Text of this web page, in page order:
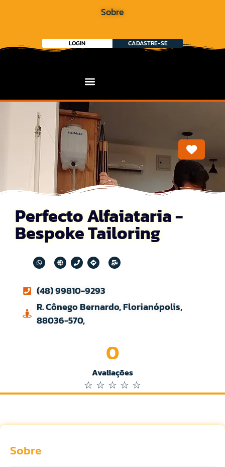
Sobre
LOGIN CADASTRE-SE
Perfecto Alfaiataria -
Bespoke Tailoring
(48) 99810-9293
R. Cônego Bernardo, Florianópolis,
88036-570,
Avaliações
0
☆ ☆ ☆ ☆ ☆
Sobre